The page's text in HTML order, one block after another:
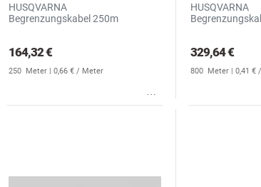
HUSQVARNA
Begrenzungskabel 250m
164,32 €
250 Meter | 0,66 € / Meter
HUSQVARNA
329,64 €
800 Meter | 0,41 €